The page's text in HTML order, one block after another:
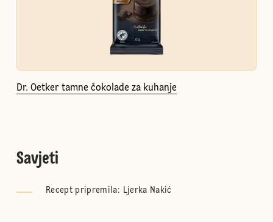
Dr. Oetker tamne čokolade za kuhanje
Savjeti
Recept pripremila: Ljerka Nakić